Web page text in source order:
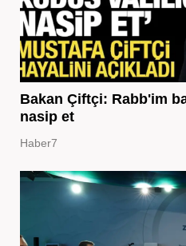
Bakan Çiftçi: Rabb'im
nasip et
Haber7